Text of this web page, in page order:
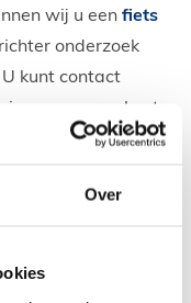
Over
wij u een fiets
onderzoek
kunt contact
maar u kunt
langskomen. We